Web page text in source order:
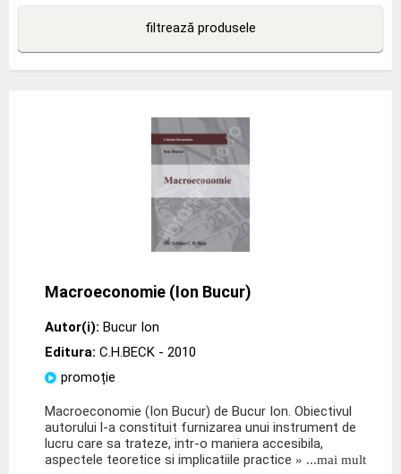
filtrează produsele
Macroeconomie (Ion Bucur)
Autor(i): Bucur Ion
Editura: C.H.BECK - 2010
promoție
Macroeconomie (Ion Bucur) de Bucur Ion. Obiectivul
autorului l-a constituit furnizarea unui instrument de
lucru care sa trateze, intr-o maniera accesibila,
aspectele teoretice si implicatiile practice » ...mai mult